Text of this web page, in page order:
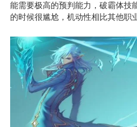
能需要极高的预判能力，破霸体技
的时候很尴尬，机动性相比其他职